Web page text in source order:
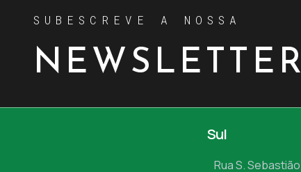
SUBESCREVE A NOSSA
NEWSLETTER
Sul
Rua S. Sebastião